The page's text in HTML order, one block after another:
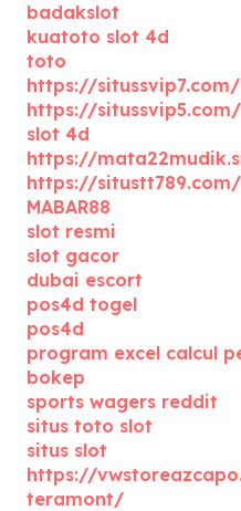
badakslot
kuatoto slot 4d
toto
https://situssvip7.com/
https://situssvip5.com/
slot 4d
https://
https://situstt789.com/
MABAR88
slot resmi
slot gacor
dubai escort
pos4d togel
pos4d
program excel calcul
bokep
sports wagers reddit
situs toto slot
situs slot
https://
teramont/